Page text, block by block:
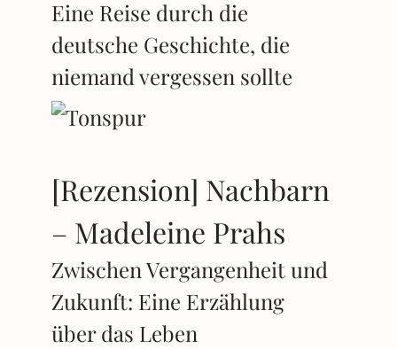
Eine Reise durch die
deutsche Geschichte, die
niemand vergessen sollte
[Rezension] Nachbarn
– Madeleine Prahs
Zwischen Vergangenheit und
Zukunft: Eine Erzählung
über das Leben